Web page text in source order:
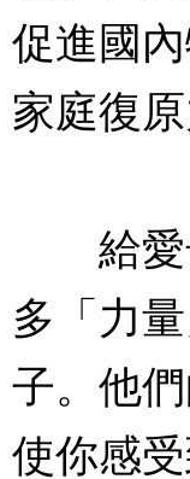
促進國
家庭復
給愛奇
多「力
子。他
使你感